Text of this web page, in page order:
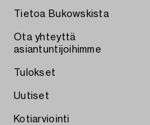
Tietoa Bukowskista
Ota yhteyttä
asiantuntijoihimme
Tulokset
Uutiset
Kotiarviointi